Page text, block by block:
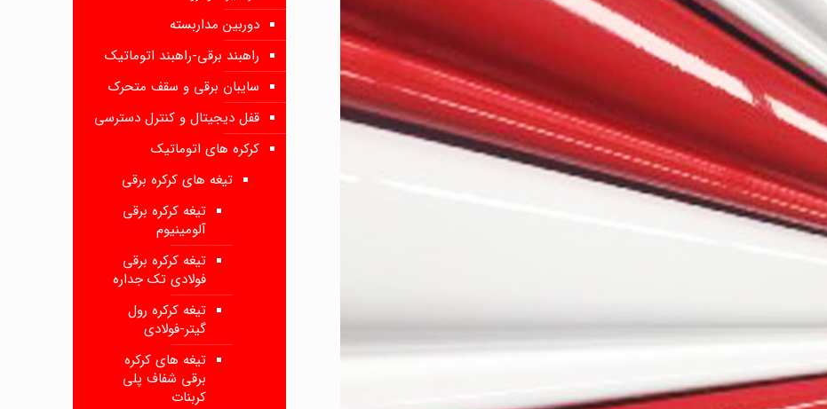
دوربین مداربسته
راهبند برقی-راهبند اتوماتیک
سایبان برقی و سقف متحرک
قفل دیجیتال و کنترل دسترسی
کرکره های اتوماتیک
تیغه های کرکره برقی
تیغه کرکره برقی
آلومینیوم
تیغه کرکره برقی
فولادی تک جداره
تیغه کرکره رول
گیتر-فولادی
تیغه های کرکره
برقی شفاف پلی
کربنات